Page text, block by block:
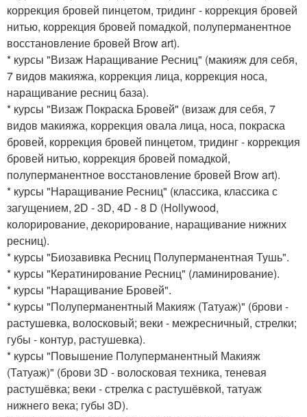
коррекция бровей пинцетом, тридинг - коррекция бровей
нитью, коррекция бровей помадкой, полуперманентное
восстановление бровей Brow art).
* курсы "Визаж Наращивание Ресниц" (макияж для себя,
7 видов макияжа, коррекция лица, коррекция носа,
наращивание ресниц база).
* курсы "Визаж Покраска Бровей" (визаж для себя, 7
видов макияжа, коррекция овала лица, носа, покраска
бровей, коррекция бровей пинцетом, тридинг - коррекция
бровей нитью, коррекция бровей помадкой,
полуперманентное восстановление бровей Brow art).
* курсы "Наращивание Ресниц" (классика, классика с
загущением, 2D - 3D, 4D - 8 D (Hollywood,
колорирование, декорирование, наращивание нижних
ресниц).
* курсы "Биозавивка Ресниц Полуперманентная Тушь".
* курсы "Кератинирование Ресниц" (ламинирование).
* курсы "Наращивание Бровей".
* курсы "Полуперманентный Макияж (Татуаж)" (брови -
растушевка, волосковый; веки - межресничный, стрелки;
губы - контур, растушевка).
* курсы "Повышение Полуперманентный Макияж
(Татуаж)" (брови 3D - волосковая техника, теневая
растушёвка; веки - стрелка с растушёвкой, татуаж
нижнего века; губы 3D).